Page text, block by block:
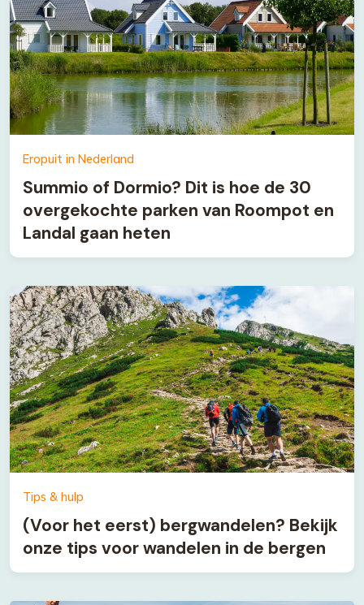
Eropuit in Nederland
Summio of Dormio? Dit is hoe de 30
overgekochte parken van Roompot en
Landal gaan heten
Tips & hulp
(Voor het eerst) bergwandelen? Bekijk
onze tips voor wandelen in de bergen